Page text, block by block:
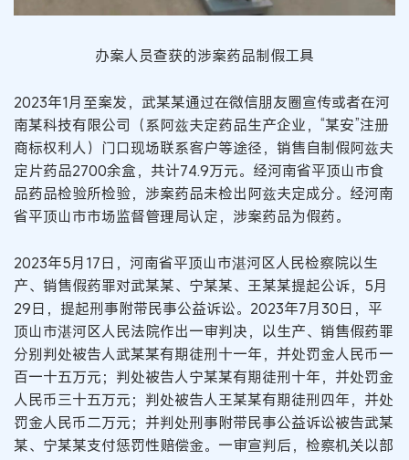
办案人员查获的涉案药品制假工具
2023年1月至案发，武某某通过在微信朋友圈宣传或者在河
南某科技有限公司（系阿兹夫定药品生产企业，“某安”注册
商标权利人）门口现场联系客户等途径，销售自制假阿兹夫
定片药品2700余盒，共计74.9万元。经河南省平顶山市食
品药品检验所检验，涉案药品未检出阿兹夫定成分。经河南
省平顶山市市场监督管理局认定，涉案药品为假药。
2023年5月17日，河南省平顶山市湛河区人民检察院以生
产、销售假药罪对武某某、宁某某、王某某提起公诉，5月
29日，提起刑事附带民事公益诉讼。2023年7月30日，平
顶山市湛河区人民法院作出一审判决，以生产、销售假药罪
分别判处被告人武某某有期徒刑十一年，并处罚金人民币一
百一十五万元；判处被告人宁某某有期徒刑十年，并处罚金
人民币三十五万元；判处被告人王某某有期徒刑四年，并处
罚金人民币二万元；并判处刑事附带民事公益诉讼被告武某
某、宁某某支付惩罚性赔偿金。一审宣判后，检察机关以部